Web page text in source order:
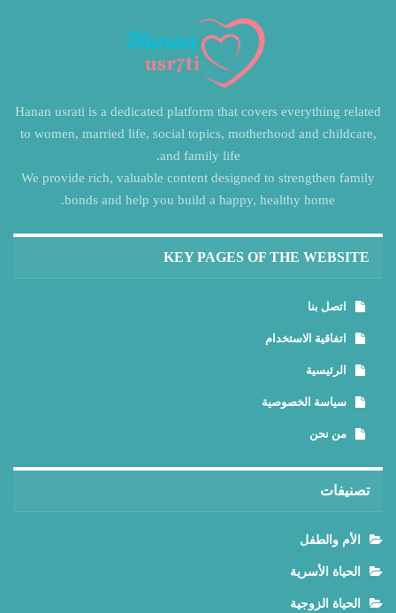
Hanan usrati is a dedicated platform that covers everything related
to women, married life, social topics, motherhood and childcare,
and family life.
We provide rich, valuable content designed to strengthen family
bonds and help you build a happy, healthy home.
KEY PAGES OF THE WEBSITE
اتصل بنا
اتفاقية الاستخدام
الرئيسية
سياسة الخصوصية
من نحن
تصنيفات
الأم والطفل
الحياة الأسرية
الحياة الزوجية